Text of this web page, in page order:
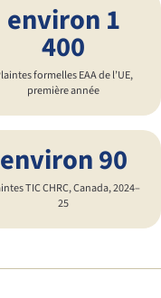
environ 1
400
formelles EAA de l’UE,
première année
environ 90
TIC CHRC, Canada, 2024–
25